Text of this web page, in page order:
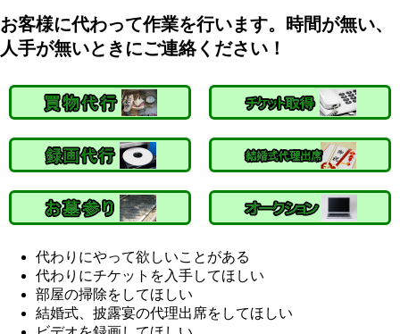
お客様に代わって作業を行います。時間が無い、
人手が無いときにご連絡ください！
代わりにやって欲しいことがある
代わりにチケットを入手してほしい
部屋の掃除をしてほしい
結婚式、披露宴の代理出席をしてほしい